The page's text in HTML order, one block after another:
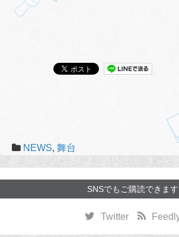
NEWS, 舞台
SNSでもご購読できます
Twitter